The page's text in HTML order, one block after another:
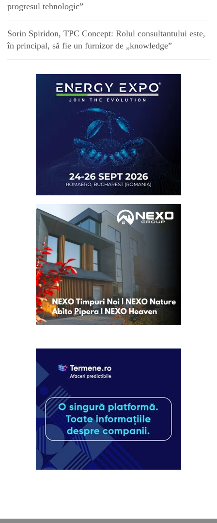
progresul tehnologic”
Sorin Spiridon, TPC Concept: Rolul consultantului este,
în principal, să fie un furnizor de „knowledge”